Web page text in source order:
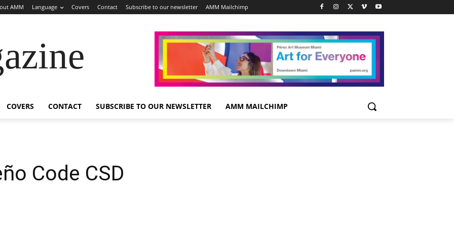
AMM Language Covers Contact Subscribe to our newsletter AMM Mailchimp
COVERS CONTACT SUBSCRIBE TO OUR NEWSLETTER AMM MAILCHIMP
Code CSD